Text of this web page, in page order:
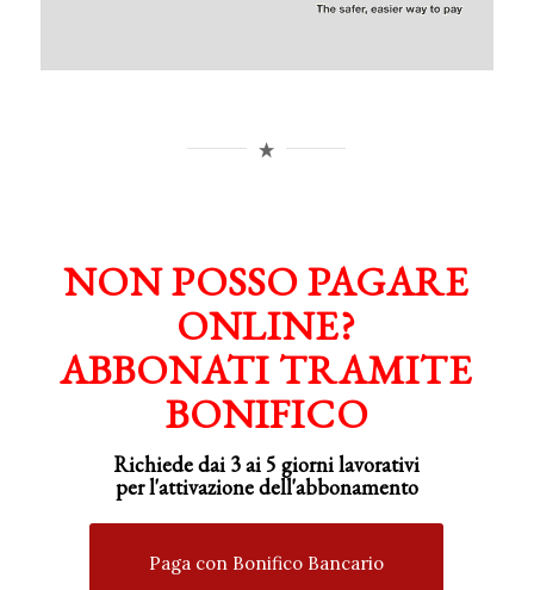
NON POSSO PAGARE
ONLINE?
ABBONATI TRAMITE
BONIFICO
Richiede dai 3 ai 5 giorni lavorativi
perl'attivazionedell'abbonamento
Paga con Bonifico Bancario